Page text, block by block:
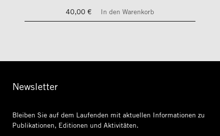
40,00 €
In den Warenkorb
Newsletter
Bleiben Sie auf dem Laufenden mit aktuellen Informationen zu
Publikationen, Editionen und Aktivitäten.